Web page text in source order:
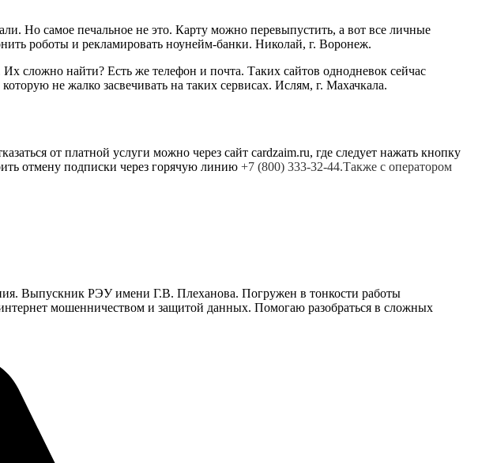
Но самое печальное не это. Карту можно перевыпустить, а вот все личные
роботы и рекламировать ноунейм-банки. Николай, г. Воронеж.
сложно найти? Есть же телефон и почта. Таких сайтов однодневок сейчас
не жалко засвечивать на таких сервисах. Ислям, г. Махачкала.
от платной услуги можно через сайт cardzaim.ru, где следует нажать кнопку
отмену подписки через горячую линию +7 (800) 333-32-44.Также с оператором
Выпускник РЭУ имени Г.В. Плеханова. Погружен в тонкости работы
мошенничеством и защитой данных. Помогаю разобраться в сложных